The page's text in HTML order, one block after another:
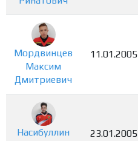
Мордвинцев
Максим
Дмитриевич
11.01.2005
Насибуллин
23.01.2005